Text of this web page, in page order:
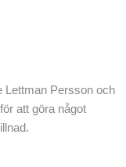
Lettman Persson och
att göra något